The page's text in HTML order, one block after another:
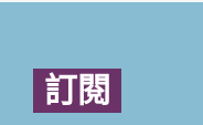
訂閱